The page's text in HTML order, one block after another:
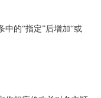
中的“指定”后增加“或